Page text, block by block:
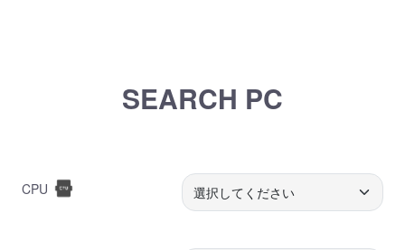
SEARCH PC
CPU